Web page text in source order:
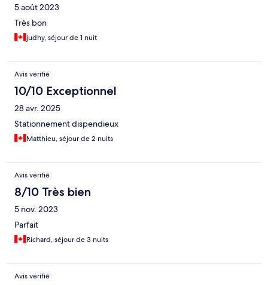
5 août 2023
Très bon
judhy, séjour de 1 nuit
Avis vérifié
10/10 Exceptionnel
28 avr. 2025
Stationnement dispendieux
Matthieu, séjour de 2 nuits
Avis vérifié
8/10 Très bien
5 nov. 2023
Parfait
Richard, séjour de 3 nuits
Avis vérifié